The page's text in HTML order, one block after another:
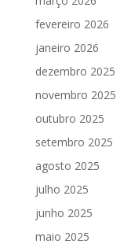
fevereiro 2026
janeiro 2026
dezembro 2025
novembro 2025
outubro 2025
setembro 2025
agosto 2025
julho 2025
junho 2025
maio 2025